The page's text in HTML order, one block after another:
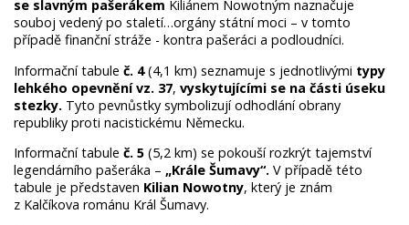
se slavným pašerákem Kiliánem Nowotným naznačuje
souboj vedený po staletí…orgány státní moci – v tomto
případě finanční stráže - kontra pašeráci a podloudníci.
Informační tabule č. 4(4,1 km) seznamuje s jednotlivými typy
lehkého opevnění vz. 37, vyskytujícími se na části úseku
stezky. Tyto pevnůstky symbolizují odhodlání obrany
republiky proti nacistickému Německu.
Informační tabule č. 5 (5,2 km) se pokouší rozkrýt tajemství
legendárního pašeráka – „Krále Šumavy“. V případě této
tabule je představen Kilian Nowotny, který je znám
z Kalčíkova románu Král Šumavy.